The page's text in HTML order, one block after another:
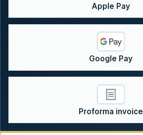
Apple Pay
Google Pay
Proforma invoice